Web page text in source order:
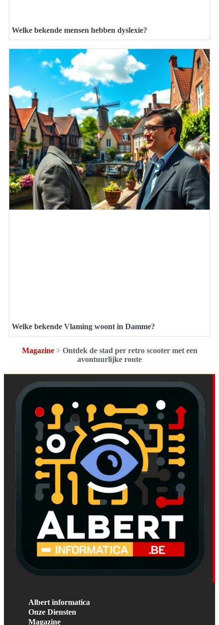
Welke bekende mensen hebben dyslexie?
Welke bekende Vlaming woont in Damme?
Magazine> Ontdek de stad per retro scooter met een
avontuurlijke route
Albert informatica
Onze Diensten
Magazine